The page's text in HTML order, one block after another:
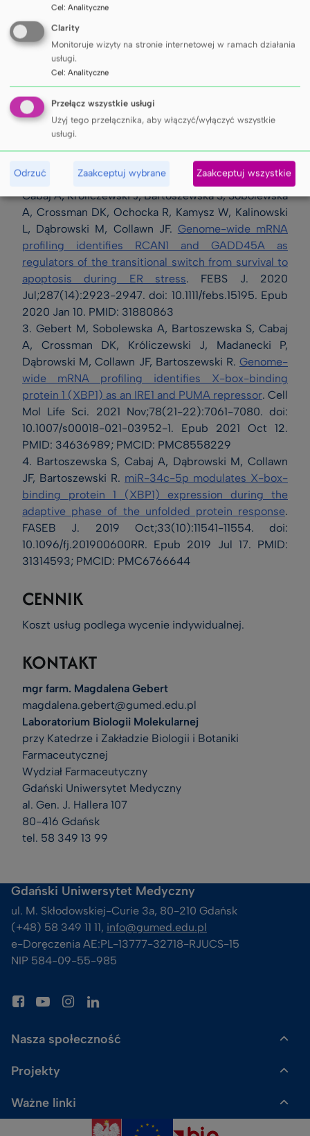
Publikacje, które powstały dzięki zastosowaniu
opisywanych metod badawczych:
1. Gebert M, Bartoszewska S, Janaszak-Jasiecka A,
Moszyńska A, Cabaj A, Króliczewski J, Madanecki P,
Ochocka RJ, Crossman DK, Collawn JF,
Bartoszewski R.
apoptosis during the UPR in human airway epithelial
. Sci Rep. 2018 Nov 6;8(1):16431. doi:
2. Bartoszewski R, Gebert M, Janaszak-Jasiecka A,
Cabaj A, Króliczewski J, Bartoszewska S, Sobolewska
A, Crossman DK, Ochocka R, Kamysz W, Kalinowski
L, Dąbrowski M, Collawn JF. Genome-wide mRNA
profiling identifies RCAN1 and GADD45A as
regulators of the transitional switch from survival to
apoptosis during ER stress. FEBS J. 2020
Jul;287(14):2923-2947. doi: 10.1111/febs.15195. Epub
2020 Jan 10. PMID: 31880863
3. Gebert M, Sobolewska A, Bartoszewska S, Cabaj
A, Crossman DK, Króliczewski J, Madanecki P,
Dąbrowski M, Collawn JF, Bartoszewski R. Genome-
wide mRNA profiling identifies X-box-binding
protein 1 (XBP1) as an IRE1 and PUMA repressor. Cell
Mol Life Sci. 2021 Nov;78(21-22):7061-7080. doi:
10.1007/s00018-021-03952-1. Epub 2021 Oct 12.
PMID: 34636989; PMCID: PMC8558229
4. Bartoszewska S, Cabaj A, Dąbrowski M, Collawn
JF, Bartoszewski R. miR-34c-5p modulates X-box-
binding protein 1 (XBP1) expression during the
adaptive phase of the unfolded protein response.
FASEB J. 2019 Oct;33(10):11541-11554. doi:
10.1096/fj.201900600RR. Epub 2019 Jul 17. PMID:
31314593; PMCID: PMC6766644
CENNIK
Koszt usług podlega wycenie indywidualnej.
KONTAKT
mgr farm. Magdalena Gebert
magdalena.gebert@gumed.edu.pl
Laboratorium Biologii Molekularnej
przy Katedrze i Zakładzie Biologii i Botaniki
Farmaceutycznej
Wydział Farmaceutyczny
Gdański Uniwersytet Medyczny
al. Gen. J. Hallera 107
80-416 Gdańsk
tel. 58 349 13 99
Gdański Uniwersytet Medyczny
ul. M. Skłodowskiej-Curie 3a, 80-210 Gdańsk
(+48) 58 349 11 11, info@gumed.edu.pl
e-Doręczenia AE:PL-13777-32718-RJUCS-15
NIP 584-09-55-985
Nasza społeczność
Gazeta GUMed
Skalpel. Podcast GUMed
Projekty
Uczelnia Badawcza
Ważne linki
Cel: Analityczne
Clarity
Monitoruje wizyty na stronie internetowej w ramach działania
usługi.
Cel: Analityczne
Przełącz wszystkie usługi
Użyj tego przełącznika, aby włączyć/wyłączyć wszystkie
usługi.
Odrzuć Zaakceptuj wybrane Zaakceptuj wszystkie